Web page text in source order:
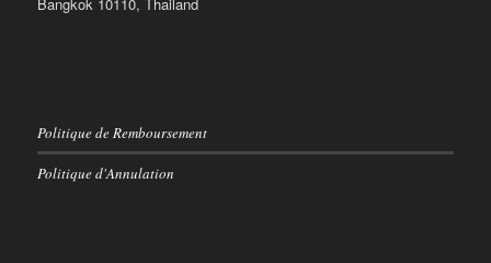
Politique de Remboursement
Politique d'Annulation